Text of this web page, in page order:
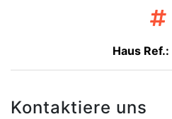
Haus Ref.:
Kontaktiere uns